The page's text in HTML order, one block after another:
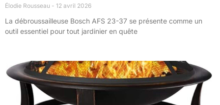
Élodie Rousseau 12 avril 2026
La débroussailleuse Bosch AFS 23-37 se présente comme un
outil essentiel pour tout jardinier en quête